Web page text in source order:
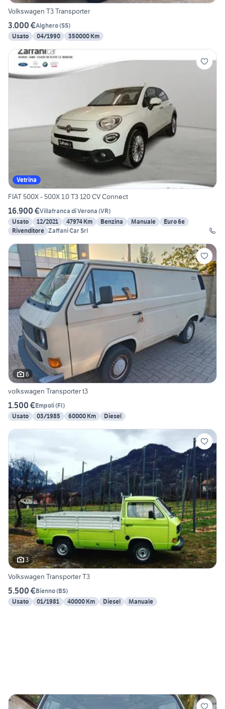
Volkswagen T3 Transporter
3.000 €Alghero(SS)
Usato
04/1990 350000 Km
Vetrina
FIAT 500X - 500X 1.0 T3 120 CV Connect
16.900 €Villafranca di Verona (VR)
Usato
12/2021 47974 Km Benzina Manuale
Euro 6e
Rivenditore Zaffani Car Srl
6
volkswagen Transporter t3
1.500 €Empoli(FI)
Usato
03/1985 60000 Km Diesel
3
Volkswagen Transporter T3
5.500 €Bienno(BS)
Usato
01/1981 40000 Km Diesel Manuale